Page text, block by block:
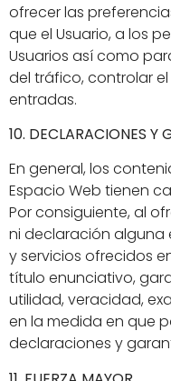
ofrecer las
que el Usuario, a los
Usuarios así como
del tráfico, controlar
entradas.
10. DECLARACIONES Y
En general, los
Espacio Web tienen
Por consiguiente, al
ni declaración alguna
y servicios ofrecidos
título enunciativo,
utilidad, veracidad,
en la medida en que
declaraciones y